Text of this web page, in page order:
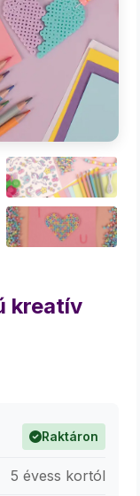
kreatív
Raktáron
5 évess kortól